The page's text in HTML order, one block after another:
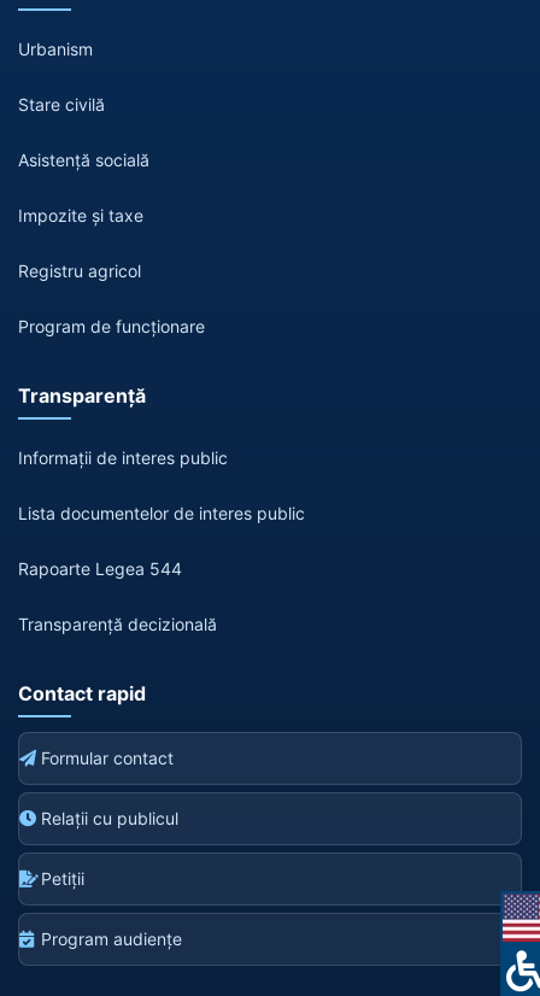
Urbanism
Stare civilă
Asistență socială
Impozite și taxe
Registru agricol
Program de funcționare
Transparență
Informații de interes public
Lista documentelor de interes public
Rapoarte Legea 544
Transparență decizională
Contact rapid
Formular contact
Relații cu publicul
Petiții
Program audiențe